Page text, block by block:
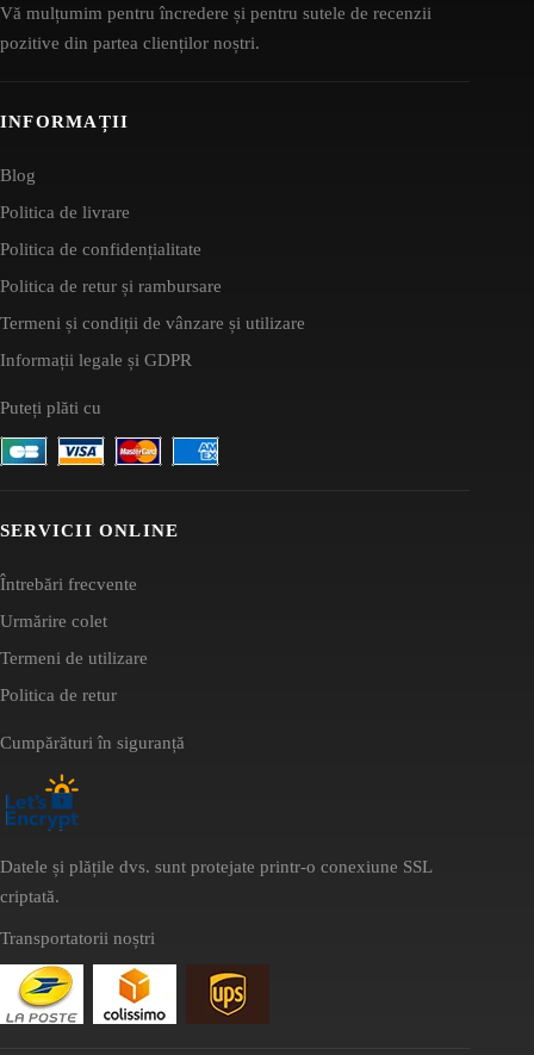
Vă mulțumim pentru încredere și pentru sutele de recenzii
pozitive din partea clienților noștri.
INFORMAȚII
Blog
Politica de livrare
Politica de confidențialitate
Politica de retur și rambursare
Termeni și condiții de vânzare și utilizare
Informații legale și GDPR
Puteți plăti cu
SERVICII ONLINE
Întrebări frecvente
Urmărire colet
Termeni de utilizare
Politica de retur
Cumpărături în siguranță
Datele și plățile dvs. sunt protejate printr-o conexiune SSL
criptată.
Transportatorii noștri